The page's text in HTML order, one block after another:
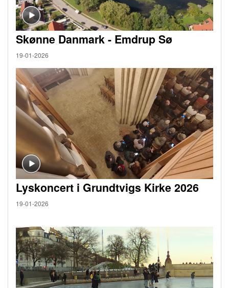
Skønne Danmark - Emdrup Sø
19-01-2026
Lyskoncert i Grundtvigs Kirke 2026
19-01-2026